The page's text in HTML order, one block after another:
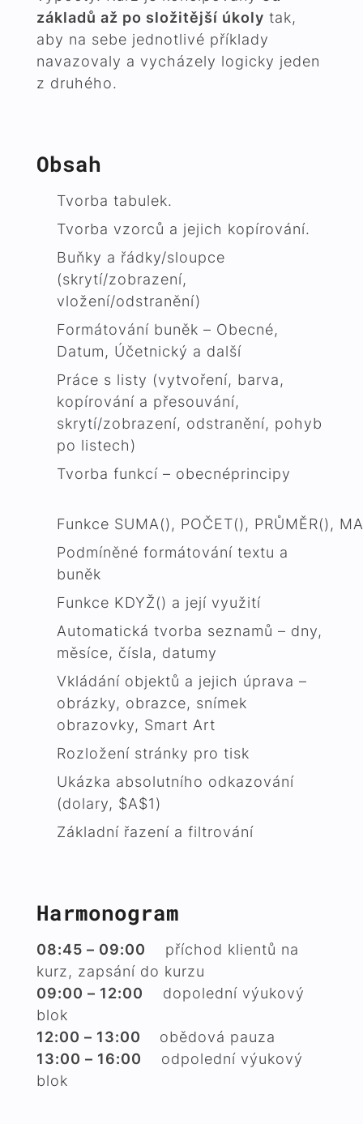
základů až po složitější úkoly tak,
aby na sebe jednotlivé příklady
navazovaly a vycházely logicky jeden
z druhého.
Obsah
Tvorba tabulek.
Tvorba vzorců a jejich kopírování.
Buňky a řádky/sloupce
(skrytí/zobrazení,
vložení/odstranění)
Formátování buněk – Obecné,
Datum, Účetnický a další
Práce s listy (vytvoření, barva,
kopírování a přesouvání,
skrytí/zobrazení, odstranění, pohyb
po listech)
Tvorba funkcí – obecnéprincipy
Funkce SUMA(), POČET(), PRŮMĚR(),
Podmíněné formátování textu a
buněk
Funkce KDYŽ() a její využití
Automatická tvorba seznamů – dny,
měsíce, čísla, datumy
Vkládání objektů a jejich úprava –
obrázky, obrazce, snímek
obrazovky, Smart Art
Rozložení stránky pro tisk
Ukázka absolutního odkazování
(dolary, $A$1)
Základní řazení a filtrování
Harmonogram
08:45 – 09:00 příchod klientů na
kurz, zapsání do kurzu
09:00 – 12:00 dopolední výukový
blok
12:00 – 13:00
obědová pauza
13:00 – 16:00 odpolední výukový
blok